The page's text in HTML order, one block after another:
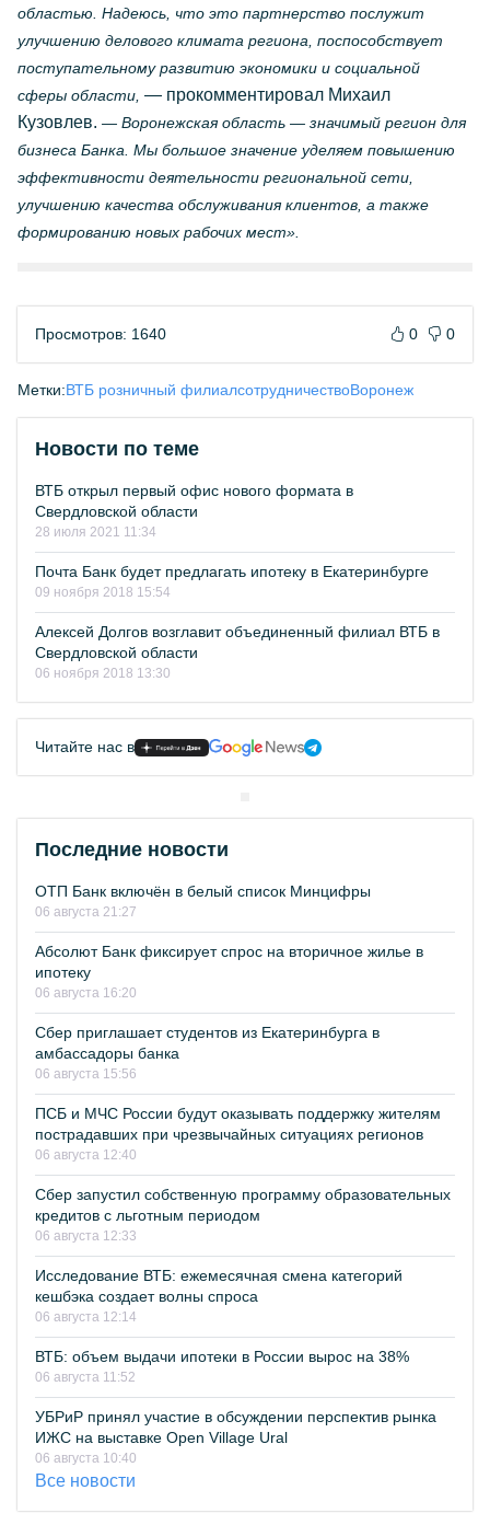
областью. Надеюсь, что это партнерство послужит
улучшению делового климата региона, поспособствует
поступательному развитию экономики и социальной
сферы области, — прокомментировал Михаил
Кузовлев. — Воронежская область — значимый регион для
бизнеса Банка. Мы большое значение уделяем повышению
эффективности деятельности региональной сети,
улучшению качества обслуживания клиентов, а также
формированию новых рабочих мест».
Просмотров: 1640 0 0
Метки:ВТБ розничный филиалсотрудничествоВоронеж
Новости по теме
ВТБ открыл первый офис нового формата в
Свердловской области
28 июля 2021 11:34
Почта Банк будет предлагать ипотеку в Екатеринбурге
09 ноября 2018 15:54
Алексей Долгов возглавит объединенный филиал ВТБ в
Свердловской области
06 ноября 2018 13:30
Читайте нас в
Последние новости
ОТП Банк включён в белый список Минцифры
06 августа 21:27
Абсолют Банк фиксирует спрос на вторичное жилье в
ипотеку
06 августа 16:20
Сбер приглашает студентов из Екатеринбурга в
амбассадоры банка
06 августа 15:56
ПСБ и МЧС России будут оказывать поддержку жителям
пострадавших при чрезвычайных ситуациях регионов
06 августа 12:40
Сбер запустил собственную программу образовательных
кредитов с льготным периодом
06 августа 12:33
Исследование ВТБ: ежемесячная смена категорий
кешбэка создает волны спроса
06 августа 12:14
ВТБ: объем выдачи ипотеки в России вырос на 38%
06 августа 11:52
УБРиР принял участие в обсуждении перспектив рынка
ИЖС на выставке Open Village Ural
06 августа 10:40
Все новости